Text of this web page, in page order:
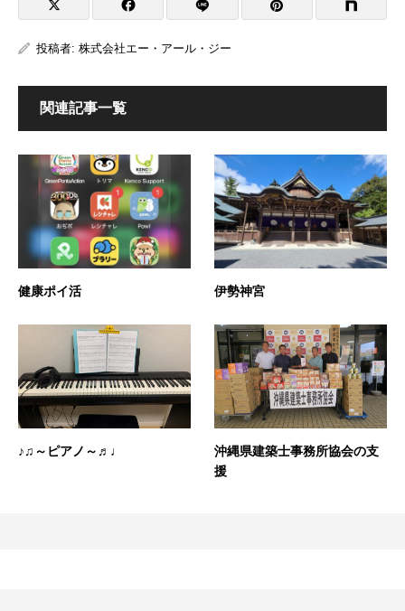
投稿者: 株式会社エー・アール・ジー
関連記事一覧
健康ポイ活 伊勢神宮
♪♫～ピアノ～♬♩
沖縄県建築士事務所協会の支
援